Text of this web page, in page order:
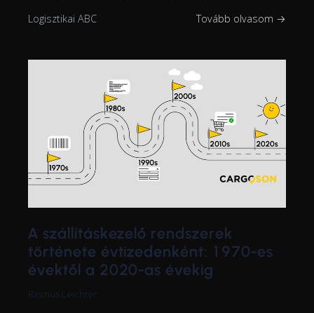
Logisztikai ABC Tovább olvasom →
A szállításkezelő rendszerek
története évtizedenként: 1970-es
évektől a 2020-as évekig
Rasmus Leichter